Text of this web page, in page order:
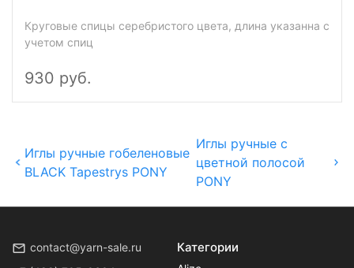
Круговые спицы серебристого цвета, длина указанна с
учетом спиц
930 руб.
Иглы ручные гобеленовые
BLACK Tapestrys PONY
Иглы ручные с
цветной полосой
PONY
contact@yarn-sale.ru
Категории